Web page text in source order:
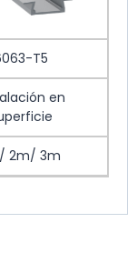
T5
en
2m/ 3m